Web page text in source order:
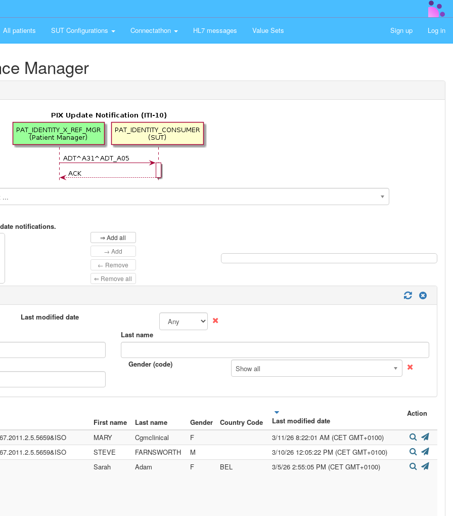
All patients SUT Configurations Connectathon HL7 messages Value Sets Sign up Log in
Manager
...
notifications.
⇒ Add all
→ Add
← Remove
⇐ Remove all
Last modified date
Last name
Gender (code) Show all
First name Last name Gender Country Code Last modified date
Action
MARY Cgmclinical F
3/11/26 8:22:01 AM (CET GMT+0100)
STEVE FARNSWORTH M
3/10/26 12:05:22 PM (CET GMT+0100)
Sarah Adam F BEL 3/5/26 2:55:05 PM (CET GMT+0100)